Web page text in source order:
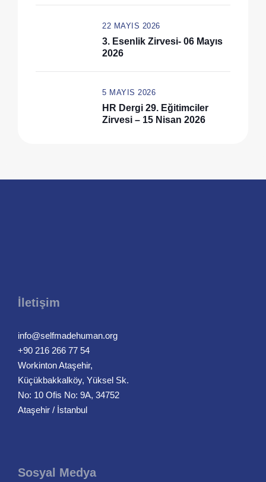
3. Esenlik Zirvesi- 06 Mayıs
2026
22 MAYIS 2026
HR Dergi 29. Eğitimciler
Zirvesi – 15 Nisan 2026
5 MAYIS 2026
İletişim
Workinton Ataşehir,
Küçükbakkalköy, Yüksel Sk.
No: 10 Ofis No: 9A, 34752
Ataşehir / İstanbul
+90 216 266 77 54
info@selfmadehuman.org
Sosyal Medya